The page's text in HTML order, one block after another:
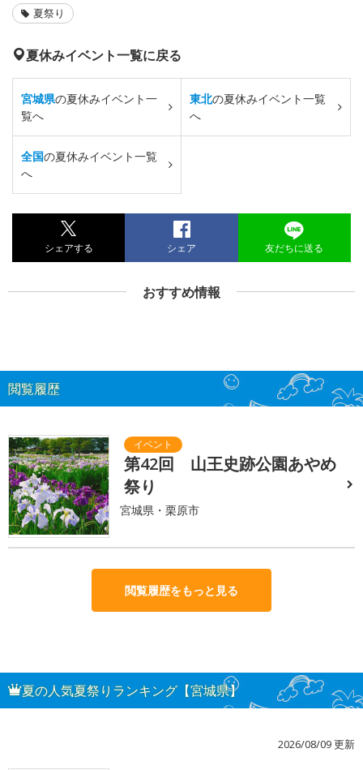
夏祭り
夏休みイベント一覧に戻る
宮城県の夏休みイベント一
覧へ
東北の夏休みイベント一覧
へ
全国の夏休みイベント一覧
へ
シェアする シェア 友だちに送る
おすすめ情報
閲覧履歴
第42回 山王史跡公園あやめ
祭り
宮城県・栗原市
閲覧履歴をもっと見る
夏の人気夏祭りランキング【宮城県】
2026/08/09 更新